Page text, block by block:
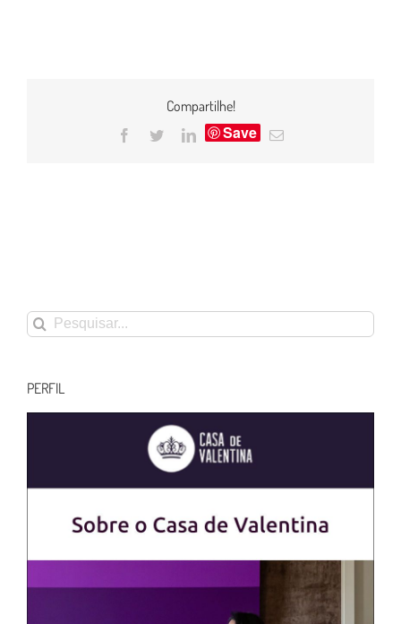
Compartilhe!
Facebook
TwitterLinkedIn
Save
E-
Buscar
resultados
PERFIL